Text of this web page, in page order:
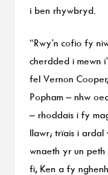
i ben rhywbryd.
“Rwy’n cofio fy
cherdded i mewn
fel Vernon
Popham – nhw
– rhoddais i fy
llawr; trïais i ardal
wnaeth yr un
fi, Ken a fy